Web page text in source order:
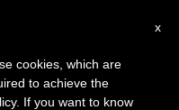
x
cookies, which are
to achieve the
If you want to know